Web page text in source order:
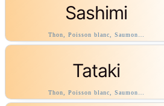
Sashimi
Thon, Poisson blanc, Saumon…
Tataki
Thon, Poisson blanc, Saumon…